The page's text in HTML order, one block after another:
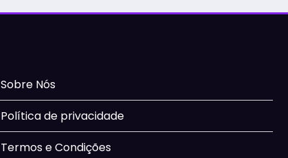
Sobre Nós
Política de privacidade
Termos e Condições